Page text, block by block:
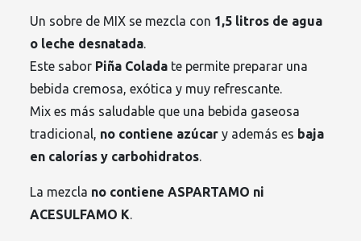
Un sobre de MIX se mezcla con 1,5 litros de agua
o leche desnatada.
Este sabor Piña Colada te permite preparar una
bebida cremosa, exótica y muy refrescante.
Mix es más saludable que una bebida gaseosa
tradicional, no contiene azúcar y además es baja
en calorías y carbohidratos.
La mezcla no contiene ASPARTAMO ni
ACESULFAMO K.